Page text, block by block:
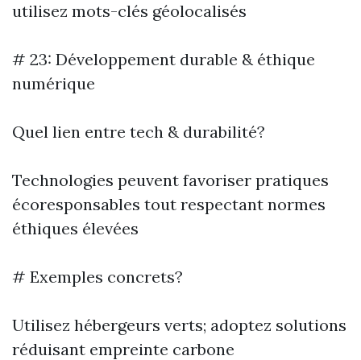
utilisez mots-clés géolocalisés
# 23: Développement durable & éthique
numérique
Quel lien entre tech & durabilité?
Technologies peuvent favoriser pratiques
écoresponsables tout respectant normes
éthiques élevées
# Exemples concrets?
Utilisez hébergeurs verts; adoptez solutions
réduisant empreinte carbone